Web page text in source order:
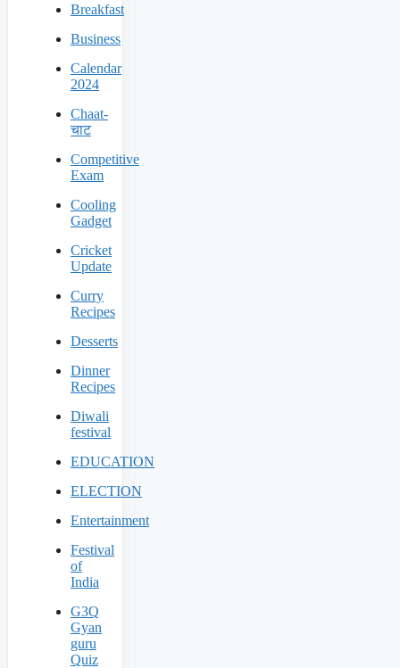
Breakfast
Business
Calendar
2024
Chaat-
चाट
Competitive
Exam
Cooling
Gadget
Cricket
Update
Curry
Recipes
Desserts
Dinner
Recipes
Diwali
festival
EDUCATION
ELECTION
Entertainment
Festival
of
India
G3Q
Gyan
guru
Quiz